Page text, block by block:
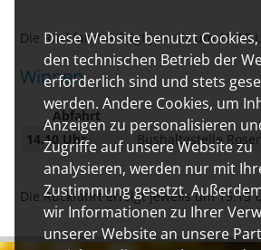
Diese Website benutzt
den technischen Betrieb der
erforderlich sind und stets
werden. Andere Cookies, um
Anzeigen zu personalisieren
Zugriffe auf unsere Website zu
analysieren, werden nur mit
Zustimmung gesetzt.
wir Informationen zu Ihrer
unserer Website an unsere
Die Rückfahrt erfolgt jeweils um 15.15
Winnen
Abfahrt
14.10 Uhr
Bushaltestelle
Die Rückfahrt erfolgt jeweils um 15.15